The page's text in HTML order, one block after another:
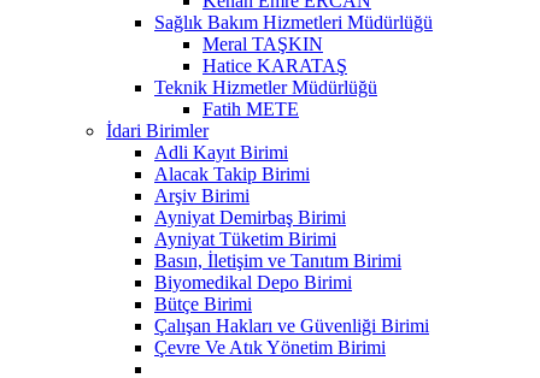
Sağlık Bakım Hizmetleri Müdürlüğü
Meral TAŞKIN
Hatice KARATAŞ
Teknik Hizmetler Müdürlüğü
Fatih METE
İdari Birimler
Adli Kayıt Birimi
Alacak Takip Birimi
Arşiv Birimi
Ayniyat Demirbaş Birimi
Ayniyat Tüketim Birimi
Basın, İletişim ve Tanıtım Birimi
Biyomedikal Depo Birimi
Bütçe Birimi
Çalışan Hakları ve Güvenliği Birimi
Çevre Ve Atık Yönetim Birimi